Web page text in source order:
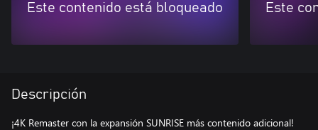
Este contenido está bloqueado Este
Descripción
¡4K Remaster con la expansión SUNRISE más contenido adicional!